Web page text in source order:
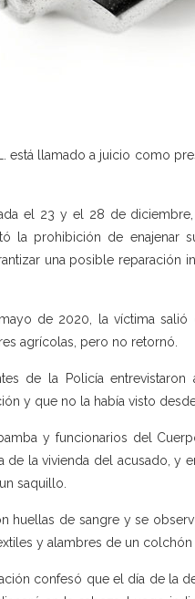
está llamado a juicio como
el 23 y el 28 de diciembre,
la prohibición de enajenar
una posible reparación
de 2020, la víctima
agrícolas, pero no retornó.
de la Policía
y que no la había visto
y funcionarios del
de la vivienda del acusado, y
saquillo.
huellas de sangre y se
y alambres de un colchón
confesó que el día de la